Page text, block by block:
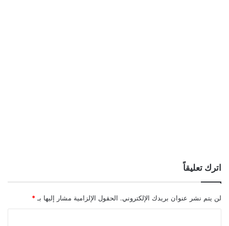
اترك تعليقاً
لن يتم نشر عنوان بريدك الإلكتروني. الحقول الإلزامية مشار إليها بـ *